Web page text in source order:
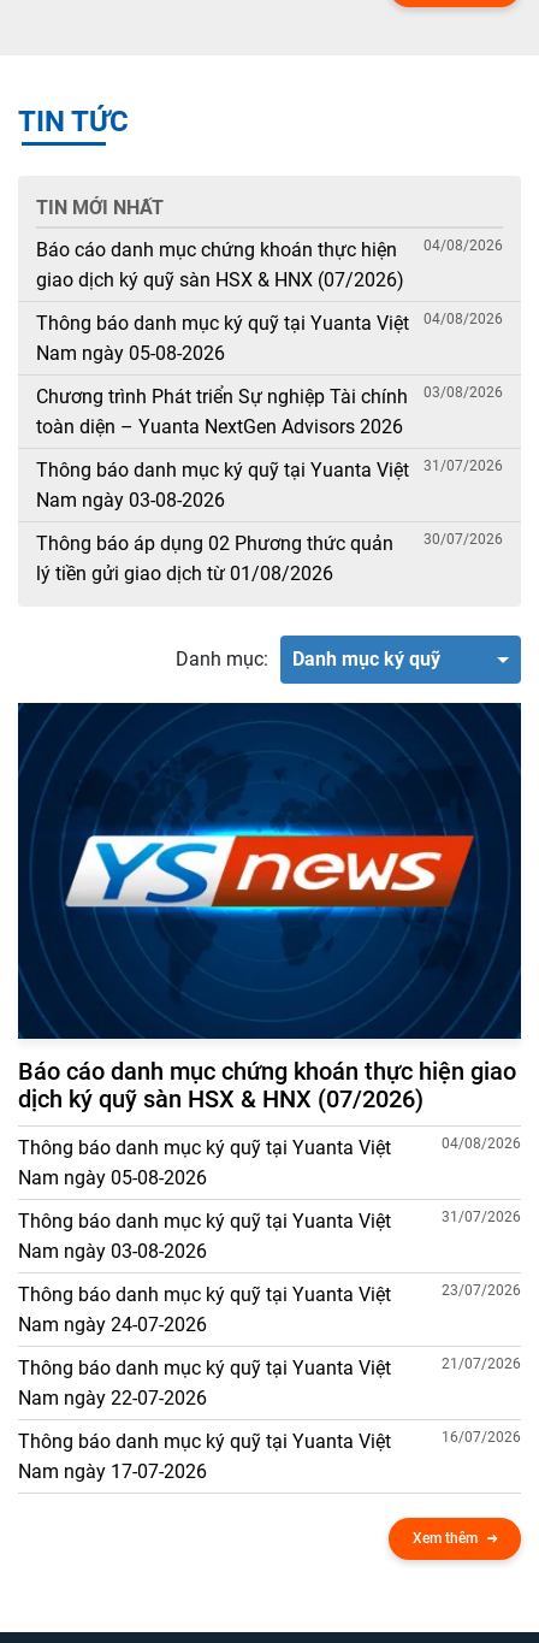
TIN TỨC
TIN MỚI NHẤT
Báo cáo danh mục chứng khoán thực hiện
giao dịch ký quỹ sàn HSX & HNX (07/2026)
04/08/2026
Thông báo danh mục ký quỹ tại Yuanta Việt
Nam ngày 05-08-2026
04/08/2026
Chương trình Phát triển Sự nghiệp Tài chính
toàn diện – Yuanta NextGen Advisors 2026
03/08/2026
Thông báo danh mục ký quỹ tại Yuanta Việt
Nam ngày 03-08-2026
31/07/2026
Thông báo áp dụng 02 Phương thức quản
lý tiền gửi giao dịch từ 01/08/2026
30/07/2026
Danh mục: Danh mục ký quỹ
Báo cáo danh mục chứng khoán thực hiện giao
dịch ký quỹ sàn HSX & HNX (07/2026)
Thông báo danh mục ký quỹ tại Yuanta Việt
Nam ngày 05-08-2026
04/08/2026
Thông báo danh mục ký quỹ tại Yuanta Việt
Nam ngày 03-08-2026
31/07/2026
Thông báo danh mục ký quỹ tại Yuanta Việt
Nam ngày 24-07-2026
23/07/2026
Thông báo danh mục ký quỹ tại Yuanta Việt
Nam ngày 22-07-2026
21/07/2026
Thông báo danh mục ký quỹ tại Yuanta Việt
Nam ngày 17-07-2026
16/07/2026
Xem thêm